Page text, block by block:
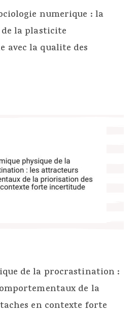
numerique : la
la plasticite
avec la qualite des
de la procrastination :
de la
en contexte forte